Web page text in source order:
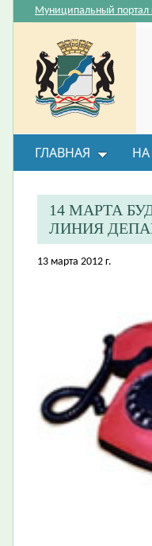
Муниципальный портал
ГЛАВНАЯ НА
ВОПРОС-ОТВЕТ
14 МАРТА
ЛИНИЯ
13 марта 2012 г.